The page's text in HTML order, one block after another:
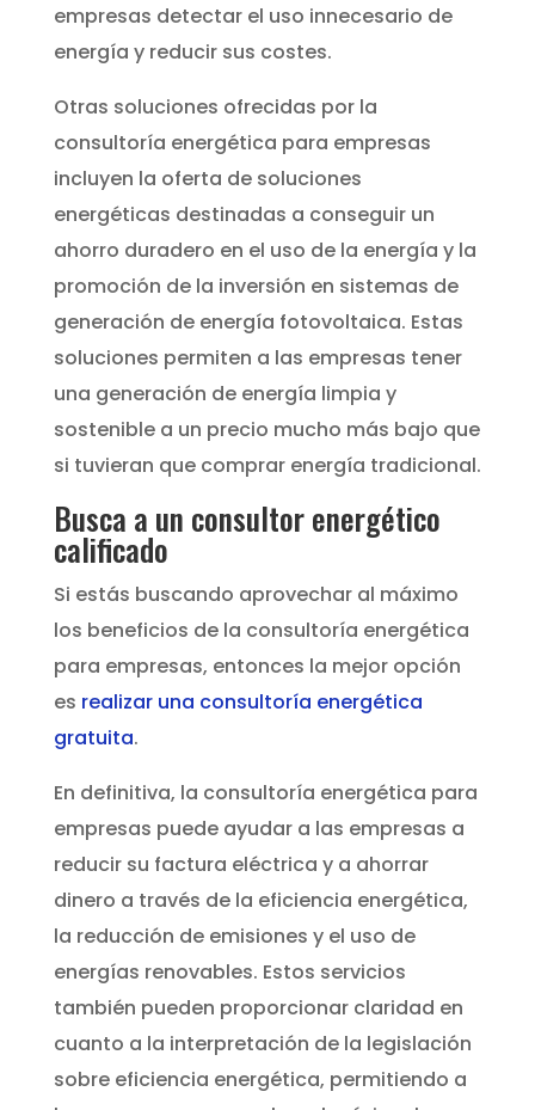
empresas detectar el uso innecesario de
energía y reducir sus costes.
Otras soluciones ofrecidas por la
consultoría energética para empresas
incluyen la oferta de soluciones
energéticas destinadas a conseguir un
ahorro duradero en el uso de la energía y la
promoción de la inversión en sistemas de
generación de energía fotovoltaica. Estas
soluciones permiten a las empresas tener
una generación de energía limpia y
sostenible a un precio mucho más bajo que
si tuvieran que comprar energía tradicional.
Busca a un consultor energético
calificado
Si estás buscando aprovechar al máximo
los beneficios de la consultoría energética
para empresas, entonces la mejor opción
es realizar una consultoría energética
gratuita.
En definitiva, la consultoría energética para
empresas puede ayudar a las empresas a
reducir su factura eléctrica y a ahorrar
dinero a través de la eficiencia energética,
la reducción de emisiones y el uso de
energías renovables. Estos servicios
también pueden proporcionar claridad en
cuanto a la interpretación de la legislación
sobre eficiencia energética, permitiendo a